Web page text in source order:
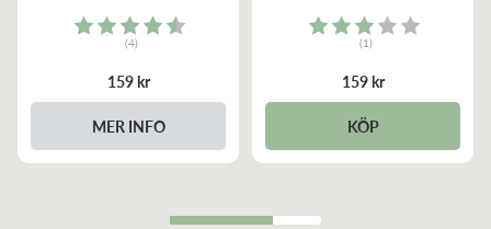
Rating:
(4)
159 kr
MER INFO
Rating:
(1)
159 kr
KÖP